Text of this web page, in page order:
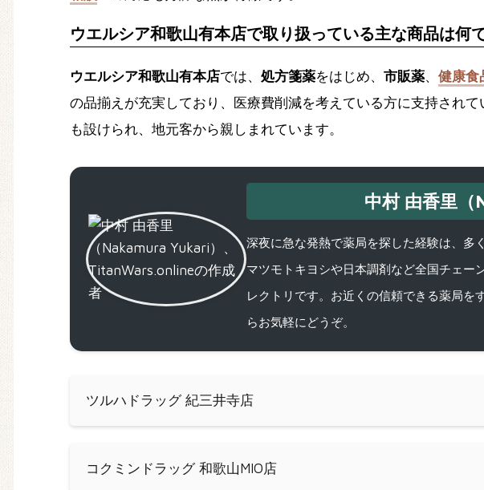
ウエルシア和歌山有本店で取り扱っている主な商品は何
ウエルシア和歌山有本店では、 処方箋薬をはじめ、 市販薬、 健康食
の品揃えが充実しており、医療費削減を考えている方に支持され
も設けられ、地元客から親しまれています。
中村 由香里
深夜に急な発熱で薬局を探した経験は、多
マツモトキヨシや日本調剤など全国チェー
レクトリです。お近くの信頼できる薬局
らお気軽にどうぞ。
ツルハドラッグ 紀三井寺店
コクミンドラッグ 和歌山MIO店